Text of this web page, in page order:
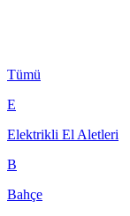
Tümü
E
Elektrikli El Aletleri
B
Bahçe